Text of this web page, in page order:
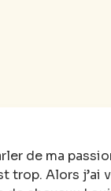
de ma
trop. Alors j’ai